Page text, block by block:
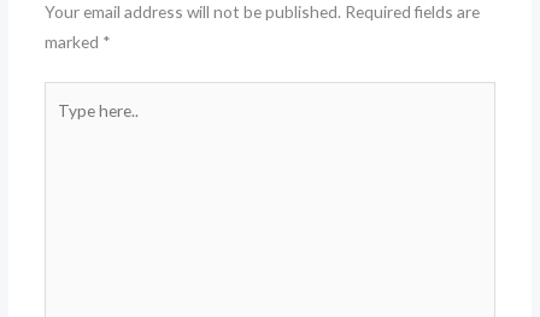
Your email address will not be published. Required fields are
marked *
here..